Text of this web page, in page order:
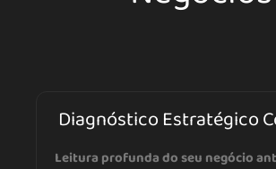
Diagnóstico Estratégico
Leitura profunda do seu negócio